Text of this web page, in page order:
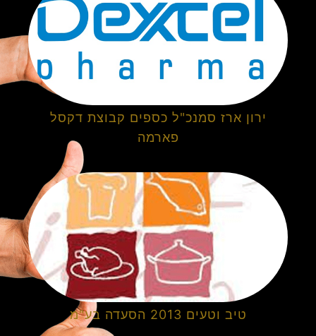
ירון ארז סמנכ"ל כספים קבוצת דקסל
פארמה
טיב וטעים 2013 הסעדה בע"מ